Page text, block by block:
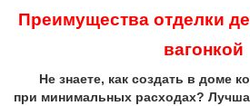
Преимущества отделки
вагонкой
Не знаете, как создать в доме
при минимальных расходах?